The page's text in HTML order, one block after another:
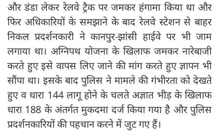
और डंडा लेकर रेलवे ट्रैक पर जमकर हंगामा किया था और
फिर अधिकारियों के समझाने के बाद रेलवे स्टेशन से बाहर
निकल प्रदर्शनकारी ने कानपुर-झांसी हाईवे पर भी जाम
लगाया था। अग्निपथ योजना के खिलाफ जमकर नारेबाजी
करते हुए इसे वापस लिए जाने की मांग करते हुए ज्ञापन भी
सौंपा था। इसके बाद पुलिस ने मामले की गंभीरता को देखते
हुए व धारा 144 लागू होने के चलते अज्ञात भीड़ के खिलाफ
धारा 188 के अंतर्गत मुकदमा दर्ज किया गया है और पुलिस
प्रदर्शनकारियों की पहचान करने में जुट गए हैं।